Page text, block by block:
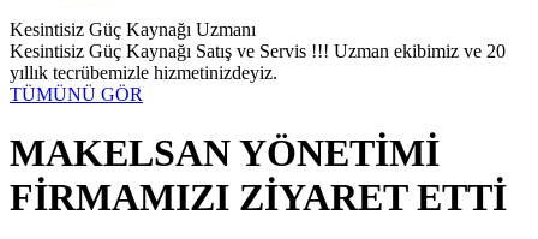
Kesintisiz Güç Kaynağı Uzmanı
Kesintisiz Güç Kaynağı Satış ve Servis !!! Uzman ekibimiz ve 20
yıllık tecrübemizle hizmetinizdeyiz.
TÜMÜNÜ GÖR
MAKELSAN YÖNETİMİ
FİRMAMIZI ZİYARET ETTİ